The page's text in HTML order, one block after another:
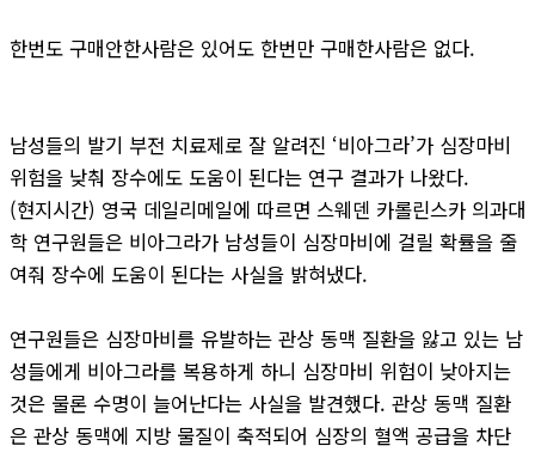
한번도 구매안한사람은 있어도 한번만 구매한사람은 없다.
남성들의 발기 부전 치료제로 잘 알려진 ‘비아그라’가 심장마비
위험을 낮춰 장수에도 도움이 된다는 연구 결과가 나왔다.
(현지시간) 영국 데일리메일에 따르면 스웨덴 카롤린스카 의과대
학 연구원들은 비아그라가 남성들이 심장마비에 걸릴 확률을 줄
여줘 장수에 도움이 된다는 사실을 밝혀냈다.
연구원들은 심장마비를 유발하는 관상 동맥 질환을 앓고 있는 남
성들에게 비아그라를 복용하게 하니 심장마비 위험이 낮아지는
것은 물론 수명이 늘어난다는 사실을 발견했다. 관상 동맥 질환
은 관상 동맥에 지방 물질이 축적되어 심장의 혈액 공급을 차단